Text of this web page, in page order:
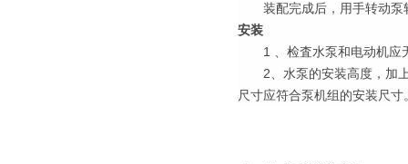
装配完成后，用手转动泵
安装
1 、检査水泵和电动机应
2、水泵的安装高度，加上
尺寸应符合泵机组的安装尺寸